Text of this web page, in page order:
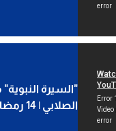
"السيرة
الصلابي | 14 رمضان 1437